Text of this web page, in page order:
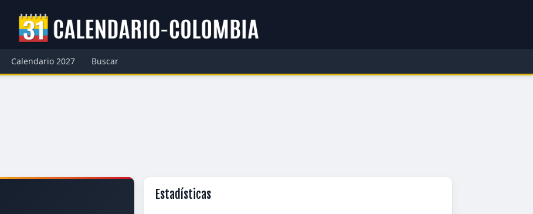
Calendario 2027 Buscar
Estadísticas